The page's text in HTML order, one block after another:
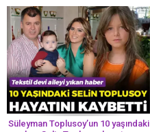
Süleyman Toplusoy’un 10 yaşındaki